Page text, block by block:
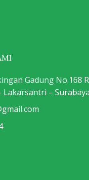
Gadung No.168
Lakarsantri – Surabaya